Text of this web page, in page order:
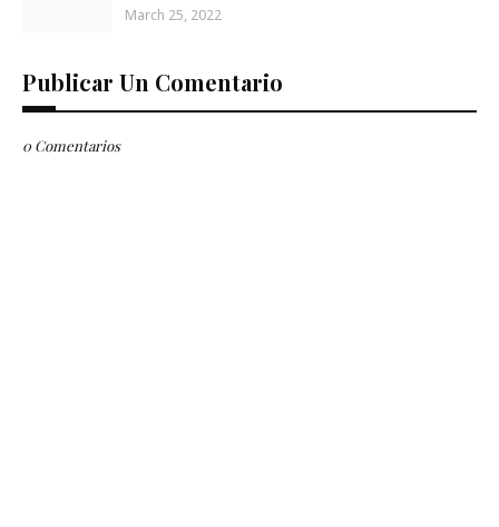
March 25, 2022
Publicar Un Comentario
0 Comentarios